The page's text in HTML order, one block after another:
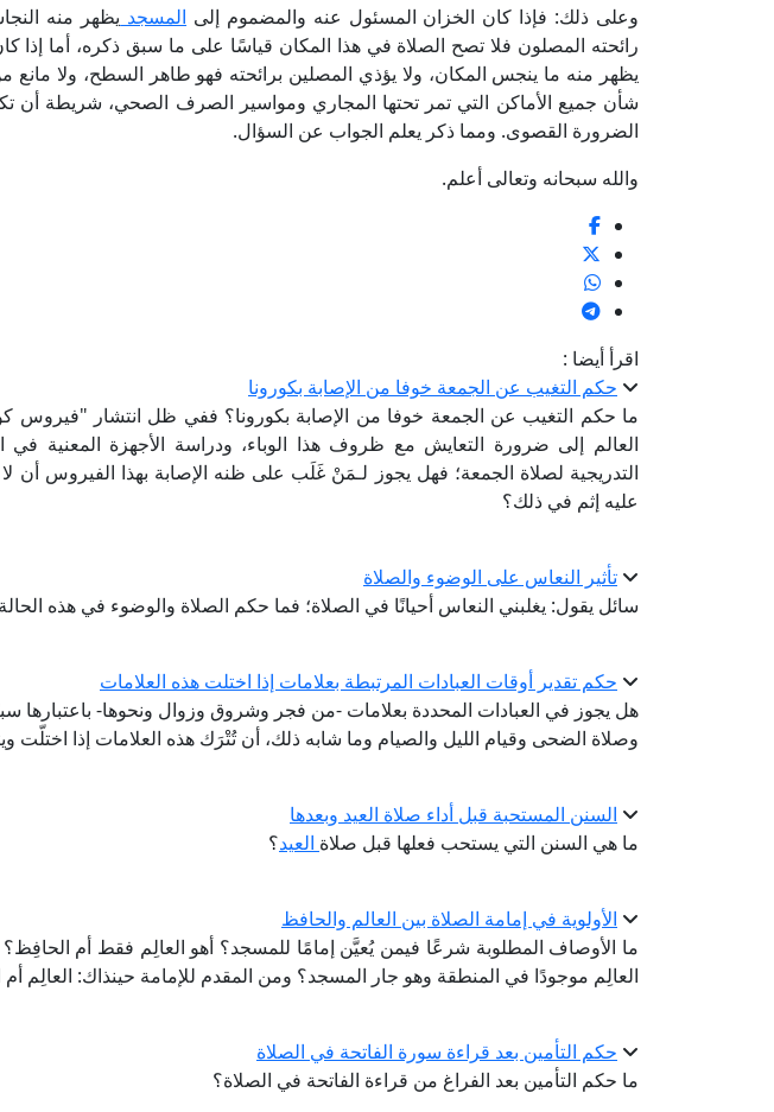
وعلى ذلك: فإذا كان الخزان المسئول عنه والمضموم إلى المسجد يظهر منه
رائحته المصلون فلا تصح الصلاة في هذا المكان قياسًا على ما سبق ذكره، أما إذا
يظهر منه ما ينجس المكان، ولا يؤذي المصلين برائحته فهو طاهر السطح، ولا
شأن جميع الأماكن التي تمر تحتها المجاري ومواسير الصرف الصحي، شريطة أن
الضرورة القصوى. ومما ذكر يعلم الجواب عن السؤال.
والله سبحانه وتعالى أعلم.
اقرأ أيضا :
حكم التغيب عن الجمعة خوفا من الإصابة بكورونا
ما حكم التغيب عن الجمعة خوفا من الإصابة بكورونا؟ ففي ظل انتشار "فيروس
العالم إلى ضرورة التعايش مع ظروف هذا الوباء، ودراسة الأجهزة المعنية في
التدريجية لصلاة الجمعة؛ فهل يجوز لـمَنْ غَلَب على ظنه الإصابة بهذا الفيروس أن
عليه إثم في ذلك؟
تأثير النعاس على الوضوء والصلاة
سائل يقول: يغلبني النعاس أحيانًا في الصلاة؛ فما حكم الصلاة والوضوء في هذه
حكم تقدير أوقات العبادات المرتبطة بعلامات إذا اختلت هذه العلامات
هل يجوز في العبادات المحددة بعلامات -من فجر وشروق وزوال ونحوها- باعتبارها
وصلاة الضحى وقيام الليل والصيام وما شابه ذلك، أن تُتْرَك هذه العلامات إذا اختلّت
السنن المستحبة قبل أداء صلاة العيد وبعدها
ما هي السنن التي يستحب فعلها قبل صلاة العيد؟
الأولوية في إمامة الصلاة بين العالم والحافظ
ما الأوصاف المطلوبة شرعًا فيمن يُعيَّن إمامًا للمسجد؟ أهو العالِم فقط أم الحافِظ؟
العالِم موجودًا في المنطقة وهو جار المسجد؟ ومن المقدم للإمامة حينذاك: العالِم
حكم التأمين بعد قراءة سورة الفاتحة في الصلاة
ما حكم التأمين بعد الفراغ من قراءة الفاتحة في الصلاة؟